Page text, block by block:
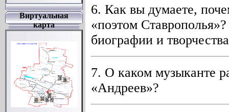
Виртуальная
карта
6. Как вы думаете,
«поэтом
биографии и
7. О каком музыканте
«Андреев»?